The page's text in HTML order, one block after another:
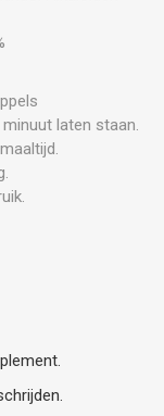
laten staan.